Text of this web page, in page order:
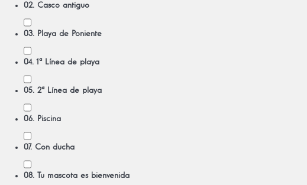
02. Casco antiguo
03. Playa de Poniente
04. 1ª Línea de playa
05. 2ª Línea de playa
06. Piscina
07. Con ducha
08. Tu mascota es bienvenida